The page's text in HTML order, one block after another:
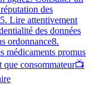
des
5. Lire attentivement
des données
ordonnance8.
médicaments promus
que consommateur📺